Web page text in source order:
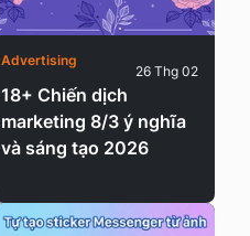
18+ Chiến dịch
marketing 8/3 ý nghĩa
và sáng tạo 2026
Advertising
26 Thg 02